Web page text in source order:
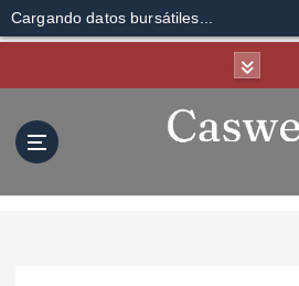
Cargando datos bursátiles...